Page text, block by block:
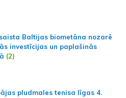
Baltijas biometāna nozarē
investīcijas un paplašinās
(2)
pludmales tenisa līgas 4.